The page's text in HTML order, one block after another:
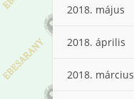
2018. május
2018. április
2018. március